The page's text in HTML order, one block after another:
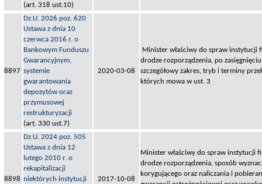
(art. 318 ust.10)
8897
Dz.U. 2026 poz. 620
Ustawa z dnia 10
czerwca 2016 r. o
Bankowym Funduszu
Gwarancyjnym,
systemie
gwarantowania
depozytów oraz
przymusowej
restrukturyzacji
(art. 330 ust.7)
2020-03-08
Minister właściwy do spraw instytucji
drodze rozporządzenia, po
szczegółowy zakres, tryb i terminy
których mowa w ust. 3
8898
Dz.U. 2024 poz. 505
Ustawa z dnia 12
lutego 2010 r. o
rekapitalizacji
niektórych instytucji
2017-10-08
Minister właściwy do spraw instytucji
drodze rozporządzenia, sposób
korygującego oraz naliczania i